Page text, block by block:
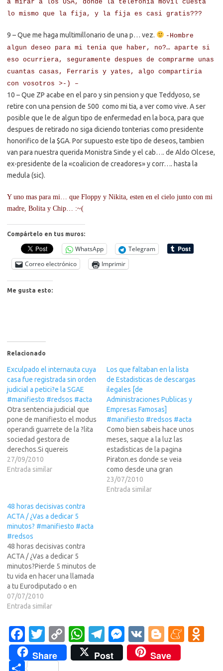
a mirar a los USA, donde la telefonia movil cuesta
lo mismo que la fija, y la fija es casi gratis???
9 – Que me haga multimillonario de una p… vez.
-Hombre
algun deseo para mi tenia que haber, no?… aparte si
eso ocurriera, seguramente despues de comprarme unas
cuantas casas, Ferraris y yates, algo compartiria
con vosotros >-) –
10 – Que ZP acabe en el paro y sin pension y que Teddyoso, se
retire con una pension de 500  como mi tia, a ver como vive. A ser
posible que le de algun tipo de enfermedad en la boca, para que
despues de retirado no siga diciendo tonterias como presidente
honorifico de la $GA. Por supuesto este tipo de deseos, tambien
van para nuestra querida Monistra Sinde y el cab…. de Aldo Olcese,
ex-presidente de la «coalicion de creadores» y corr…. hasta la
medula (sic).
Y uno mas para mi… que Floppy y Nikita, esten en el cielo junto con mi
madre, Bolita y Chip… :~(
Compártelo en tus muros:
WhatsApp
Telegram
Correo electrónico
Imprimir
Me gusta esto:
Relacionado
Exculpado el internauta cuya
casa fue registrada sin orden
judicial a petici?e la SGAE
#manifiesto #redsos #acta
Otra sentencia judicial que
pone de manifiesto el modus
operandi guarrete de la ?lita
sociedad gestora de
derechos.Si quereis
conocerla al detalle as?omo
en base a que argumentos la
administrador de los sitios
web www.etmusica.com,
www.elitetorrent.net,…
27/09/2010
Entrada similar
Los que faltaban en la lista
de Estadisticas de descargas
ilegales [de
Administraciones Publicas y
Empresas Famosas]
#manifiesto #redsos #acta
Como bien sabeis hace unos
meses, saque a la luz las
estadisticas de la pagina
Piraton.es donde se veia
como desde una gran
cantidad de administraciones
publicas hacian descargas
23/07/2010
Entrada similar
48 horas decisivas contra
ACTA / ¿Vas a dedicar 5
minutos? #manifiesto #acta
#redsos
48 horas decisivas contra
ACTA / ¿Vas a dedicar 5
minutos?Pierde 5 minutos de
tu vida en hacer una llamada
a tu Eurodiputado o en
mandar un email al mismo
diciendo que firme contra
conoces ahora,
DESAPARECERA.Yo ya lo
hice, y aunque no recibes
ninguna…
07/07/2010
Entrada similar
Fa
c
e
T
w
it
C
o
p
W
h
at
T
el
e
M
es
se
V
K
Bl
o
g
M
Share Post Save